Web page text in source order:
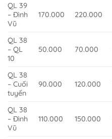
QL 39
– Đình
Vũ
170.000 220.000
QL 38
– QL
10
50.000 70.000
QL 38
– Cuối
tuyến
90.000 120.000
QL 38
– Đình
Vũ
110.000 150.000